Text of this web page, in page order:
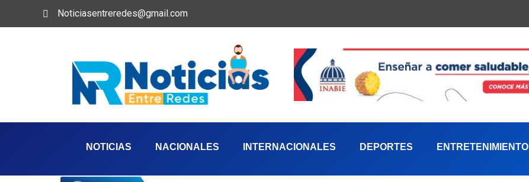
Noticiasentreredes@gmail.com
NOTICIAS NACIONALES INTERNACIONALES DEPORTES ENTRETENIMIENTO